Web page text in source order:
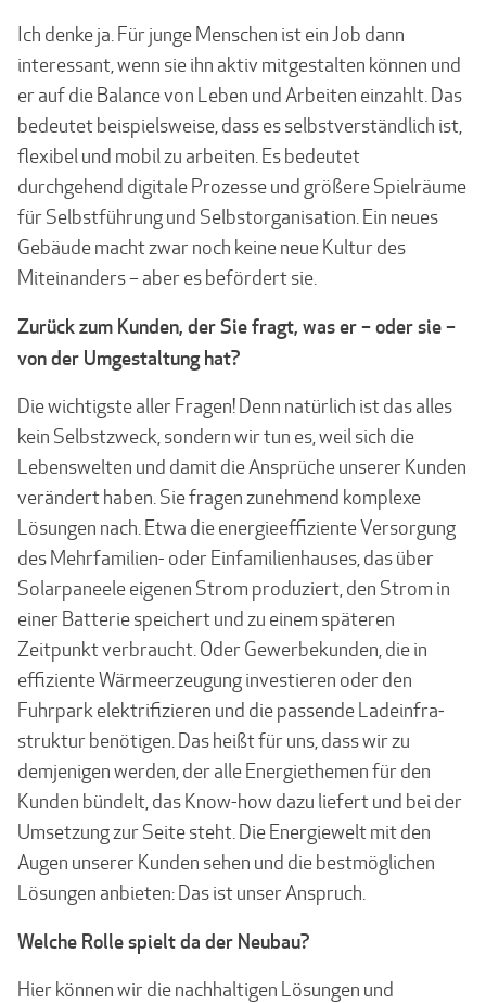
Ich denke ja. Für junge Menschen ist ein Job dann
interessant, wenn sie ihn aktiv mit­gestalten können und
er auf die Balance von Leben und Arbeiten einzahlt. Das
bedeutet beispielsweise, dass es selbstverständlich ist,
flexibel und mobil zu arbeiten. Es bedeutet
durchgehend digitale Prozesse und größere Spielräume
für Selbstführung und Selbst­organisation. Ein neues
Gebäude macht zwar noch keine neue Kultur des
Miteinanders – aber es befördert sie.
Zurück zum Kunden, der Sie fragt, was er – oder sie –
von der Umgestaltung hat?
Die wichtigste aller Fragen! Denn natürlich ist das alles
kein Selbstzweck, sondern wir tun es, weil sich die
Lebenswelten und damit die Ansprüche unserer Kunden
verändert haben. Sie fragen zunehmend komplexe
Lösungen nach. Etwa die energieeffiziente Versorgung
des Mehrfamilien- oder Einfamilienhauses, das über
Solarpaneele eigenen Strom produ­ziert, den Strom in
einer Batterie speichert und zu einem späteren
Zeitpunkt verbraucht. Oder Gewerbekunden, die in
effiziente Wärmeerzeugung inves­tieren oder den
Fuhrpark elektrifizieren und die passende Ladeinfra­
struktur benötigen. Das heißt für uns, dass wir zu
demjenigen werden, der alle Energiethemen für den
Kunden bündelt, das Know-how dazu liefert und bei der
Umset­zung zur Seite steht. Die Energiewelt mit den
Augen unserer Kunden sehen und die best­möglichen
Lösungen anbieten: Das ist unser Anspruch.
Welche Rolle spielt da der Neubau?
Hier können wir die nachhaltigen Lösungen und